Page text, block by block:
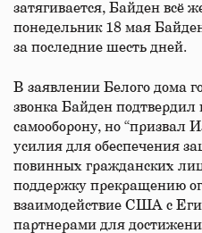
затягивается, Байден всё
понедельник 18 мая
за последние шесть дней.
В заявлении Белого дома
звонка Байден
самооборону, но “призвал
усилия для обеспечения
повинных гражданских
поддержку прекращению
взаимодействие США с
партнерами для